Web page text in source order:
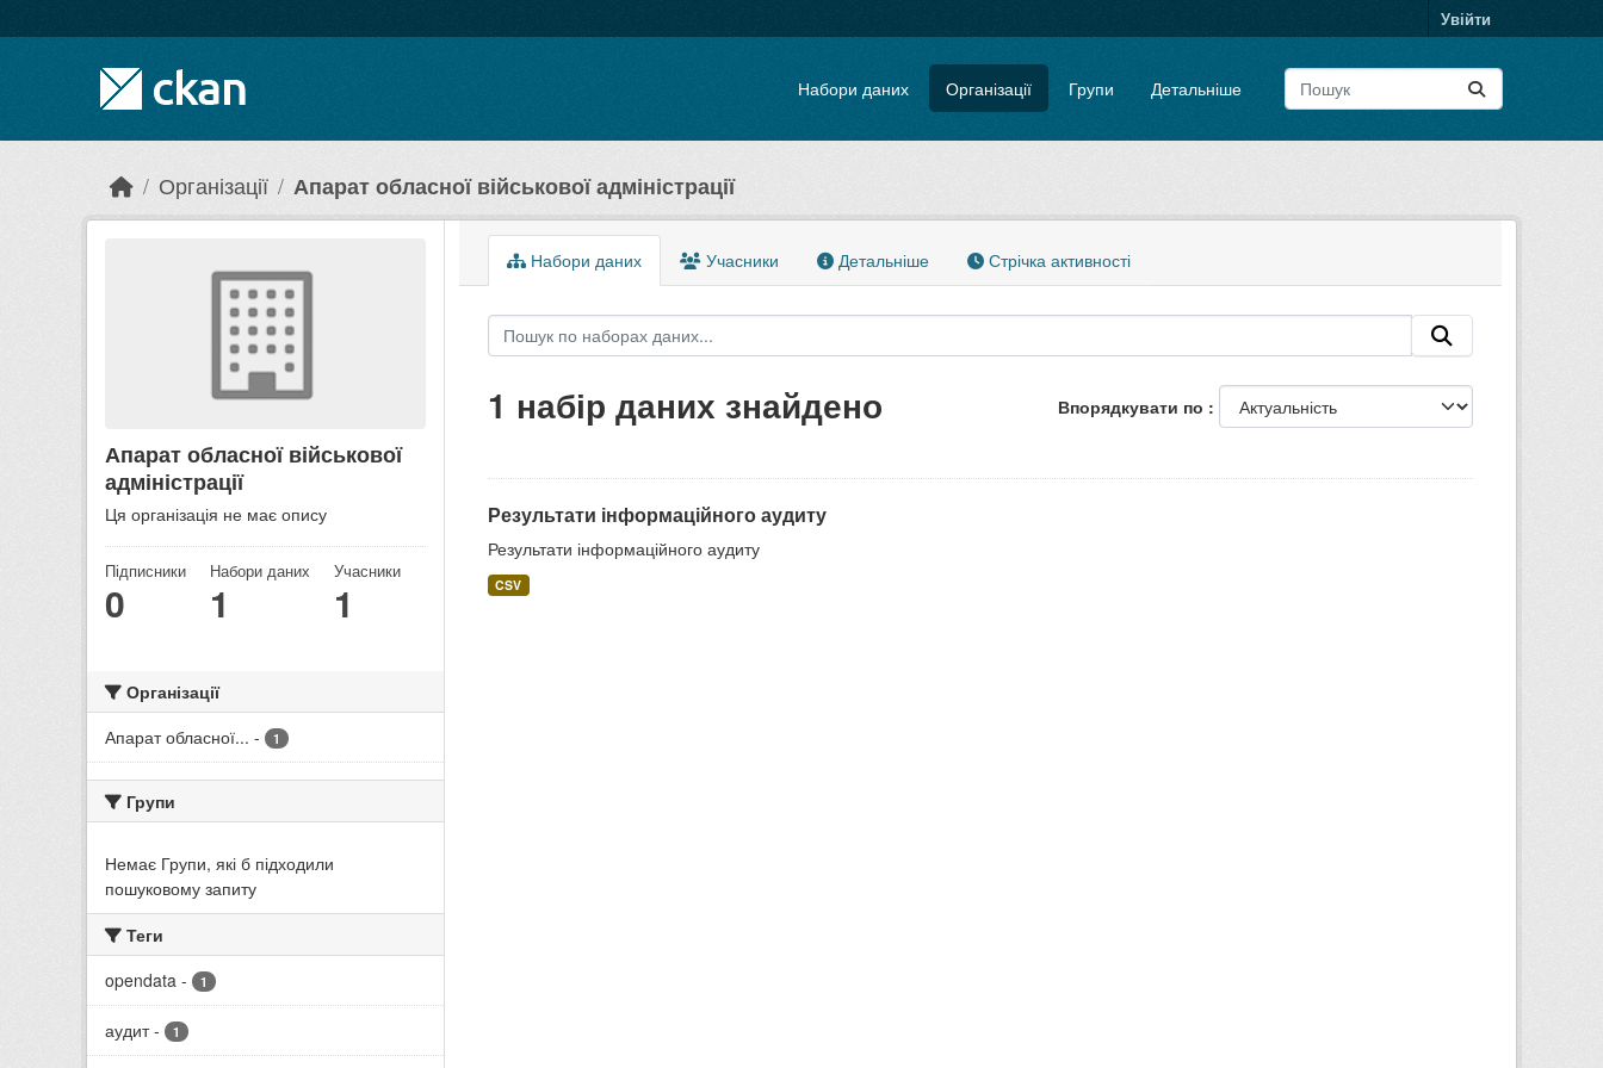
Увійти
Набори даних Організації Групи Детальніше
Організації Апарат обласної військової адміністрації
Апарат обласної військової
адміністрації
Ця організація не має опису
Підписники
0
Набори даних
1
Учасники
1
Організації
Апарат обласної... - 1
Групи
Немає Групи, які б підходили
пошуковому запиту
Теги
opendata - 1
аудит - 1
Набори даних Учасники Детальніше Стрічка активності
Впорядкувати по
1 набір даних знайдено
Результати інформаційного аудиту
Результати інформаційного аудиту
CSV